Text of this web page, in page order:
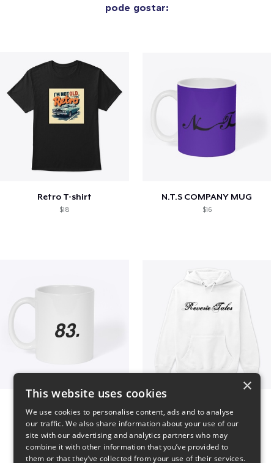
pode gostar:
Retro T-shirt
$18
N.T.S COMPANY MUG
$16
×
This website uses cookies
We use cookies to personalise content, ads and to analyse
our traffic. We also share information about your use of our
site with our advertising and analytics partners who may
combine it with other information that you’ve provided to
them or that they’ve collected from your use of their services.